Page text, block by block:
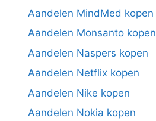
Aandelen MindMed kopen
Aandelen Monsanto kopen
Aandelen Naspers kopen
Aandelen Netflix kopen
Aandelen Nike kopen
Aandelen Nokia kopen